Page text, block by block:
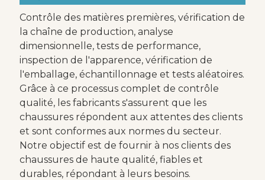
Contrôle des matières premières, vérification de
la chaîne de production, analyse
dimensionnelle, tests de performance,
inspection de l'apparence, vérification de
l'emballage, échantillonnage et tests aléatoires.
Grâce à ce processus complet de contrôle
qualité, les fabricants s'assurent que les
chaussures répondent aux attentes des clients
et sont conformes aux normes du secteur.
Notre objectif est de fournir à nos clients des
chaussures de haute qualité, fiables et
durables, répondant à leurs besoins.